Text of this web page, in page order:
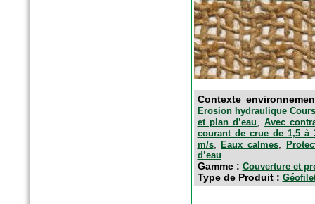
Contexte
Erosion hydraulique
et plan d’eau
Avec
courant de crue de 1,5 à
m/s,Eaux calmes ,
d’eau
Gamme : Couverture et
Type de Produit :